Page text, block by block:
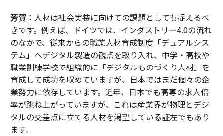
芳賀 ：人材は社会実装に向けての課題としても捉えるべ
きです。例えば、ドイツでは、インダストリー4.0の流れ
のなかで、従来からの職業人材育成制度「デュアルシス
テム」へデジタル製造の観点を取り入れ、中学・高校や
職業訓練学校で組織的に「デジタルものづくり人材」を
育成して成功を収めていますが、日本ではまだ個々の企
業努力に依存しています。近年、日本でも高専の求人倍
率が跳ね上がっていますが、これは産業界が物理とデジ
タルの交差点に立てる人材を渇望している証左でもあり
ます。